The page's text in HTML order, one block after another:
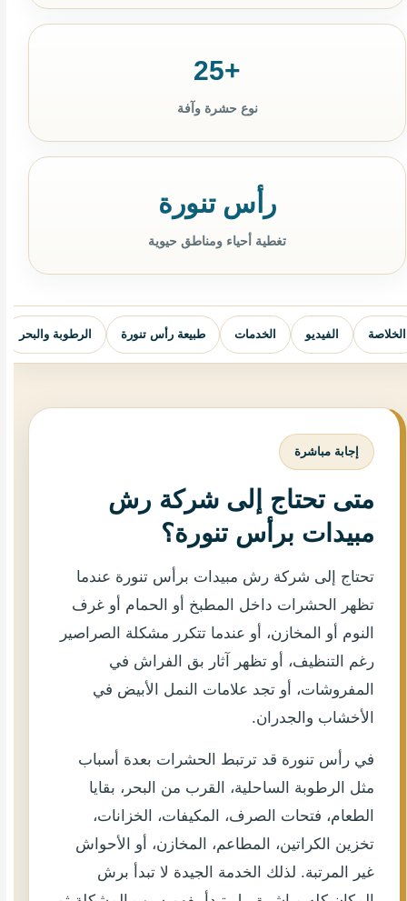
+25
نوع حشرة وآفة
رأس تنورة
تغطية أحياء ومناطق حيوية
الخلاصة الفيديو الخدمات طبيعة رأس تنورة الرطوبة والبحر
إجابة مباشرة
متى تحتاج إلى شركة رش
مبيدات برأس تنورة؟
تحتاج إلى شركة رش مبيدات برأس تنورة عندما
تظهر الحشرات داخل المطبخ أو الحمام أو غرف
النوم أو المخازن، أو عندما تتكرر مشكلة الصراصير
رغم التنظيف، أو تظهر آثار بق الفراش في
المفروشات، أو تجد علامات النمل الأبيض في
الأخشاب والجدران.
في رأس تنورة قد ترتبط الحشرات بعدة أسباب
مثل الرطوبة الساحلية، القرب من البحر، بقايا
الطعام، فتحات الصرف، المكيفات، الخزانات،
تخزين الكراتين، المطاعم، المخازن، أو الأحواش
غير المرتبة. لذلك الخدمة الجيدة لا تبدأ برش